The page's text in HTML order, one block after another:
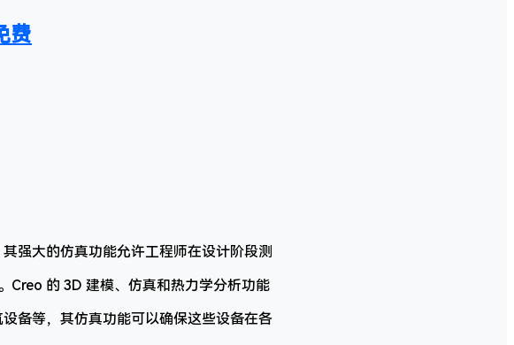
费
强大的仿真功能允许工程师在设计阶段测
Creo 的 3D 建模、仿真和热力学分析功能
备等，其仿真功能可以确保这些设备在各